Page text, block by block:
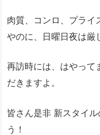
肉質、コンロ、プライ
やのに、日曜日夜は厳
再訪時には、はやって
だきますよ。
皆さん是非 新スタイ
う！